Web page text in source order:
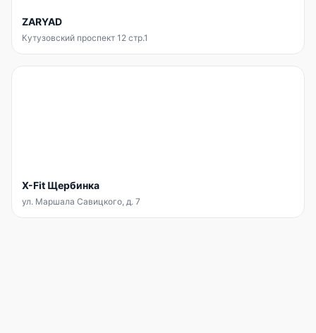
ZARYAD
Кутузовский проспект 12 стр.1
X-Fit Щербинка
ул. Маршала Савицкого, д. 7